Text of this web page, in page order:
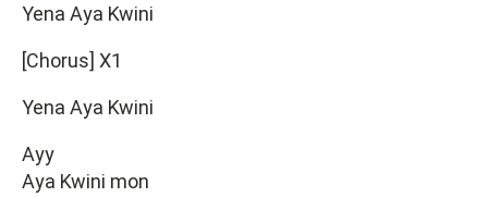
Yena Aya Kwini
[Chorus] X1
Yena Aya Kwini
Ayy
Aya Kwini mon